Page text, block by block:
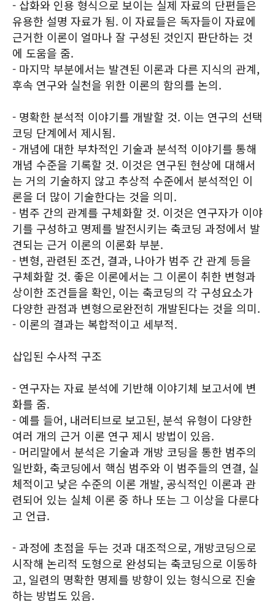
- 삽화와 인용 형식으로 보이는 실제 자료의 단편들은
유용한 설명 자료가 됨. 이 자료들은 독자들이 자료에
근거한 이론이 얼마나 잘 구성된 것인지 판단하는 것
에 도움을 줌.
- 마지막 부분에서는 발견된 이론과 다른 지식의 관계,
후속 연구와 실천을 위한 이론의 함의를 논의.
- 명확한 분석적 이야기를 개발할 것. 이는 연구의 선택
코딩 단계에서 제시됨.
- 개념에 대한 부차적인 기술과 분석적 이야기를 통해
개념 수준을 기록할 것. 이것은 연구된 현상에 대해서
는 거의 기술하지 않고 추상적 수준에서 분석적인 이
론을 더 많이 기술한다는 것을 의미.
- 범주 간의 관계를 구체화할 것. 이것은 연구자가 이야
기를 구성하고 명제를 발전시키는 축코딩 과정에서 발
견되는 근거 이론의 이론화 부분.
- 변형, 관련된 조건, 결과, 나아가 범주 간 관계 등을
구체화할 것. 좋은 이론에서는 그 이론이 취한 변형과
상이한 조건들을 확인, 이는 축코딩의 각 구성요소가
다양한 관점과 변형으로완전히 개발된다는 것을 의미.
- 이론의 결과는 복합적이고 세부적.
삽입된 수사적 구조
- 연구자는 자료 분석에 기반해 이야기체 보고서에 변
화를 줌.
- 예를 들어, 내러티브로 보고된, 분석 유형이 다양한
여러 개의 근거 이론 연구 제시 방법이 있음.
- 머리말에서 분석은 기술과 개방 코딩을 통한 범주의
일반화, 축코딩에서 핵심 범주와 이 범주들의 연결, 실
체적이고 낮은 수준의 이론 개발, 공식적인 이론과 관
련되어 있는 실체 이론 중 하나 또는 그 이상을 다룬다
고 언급.
- 과정에 초점을 두는 것과 대조적으로, 개방코딩으로
시작해 논리적 도형으로 완성되는 축코딩으로 이동하
고, 일련의 명확한 명제를 방향이 있는 형식으로 진술
하는 방법도 있음.